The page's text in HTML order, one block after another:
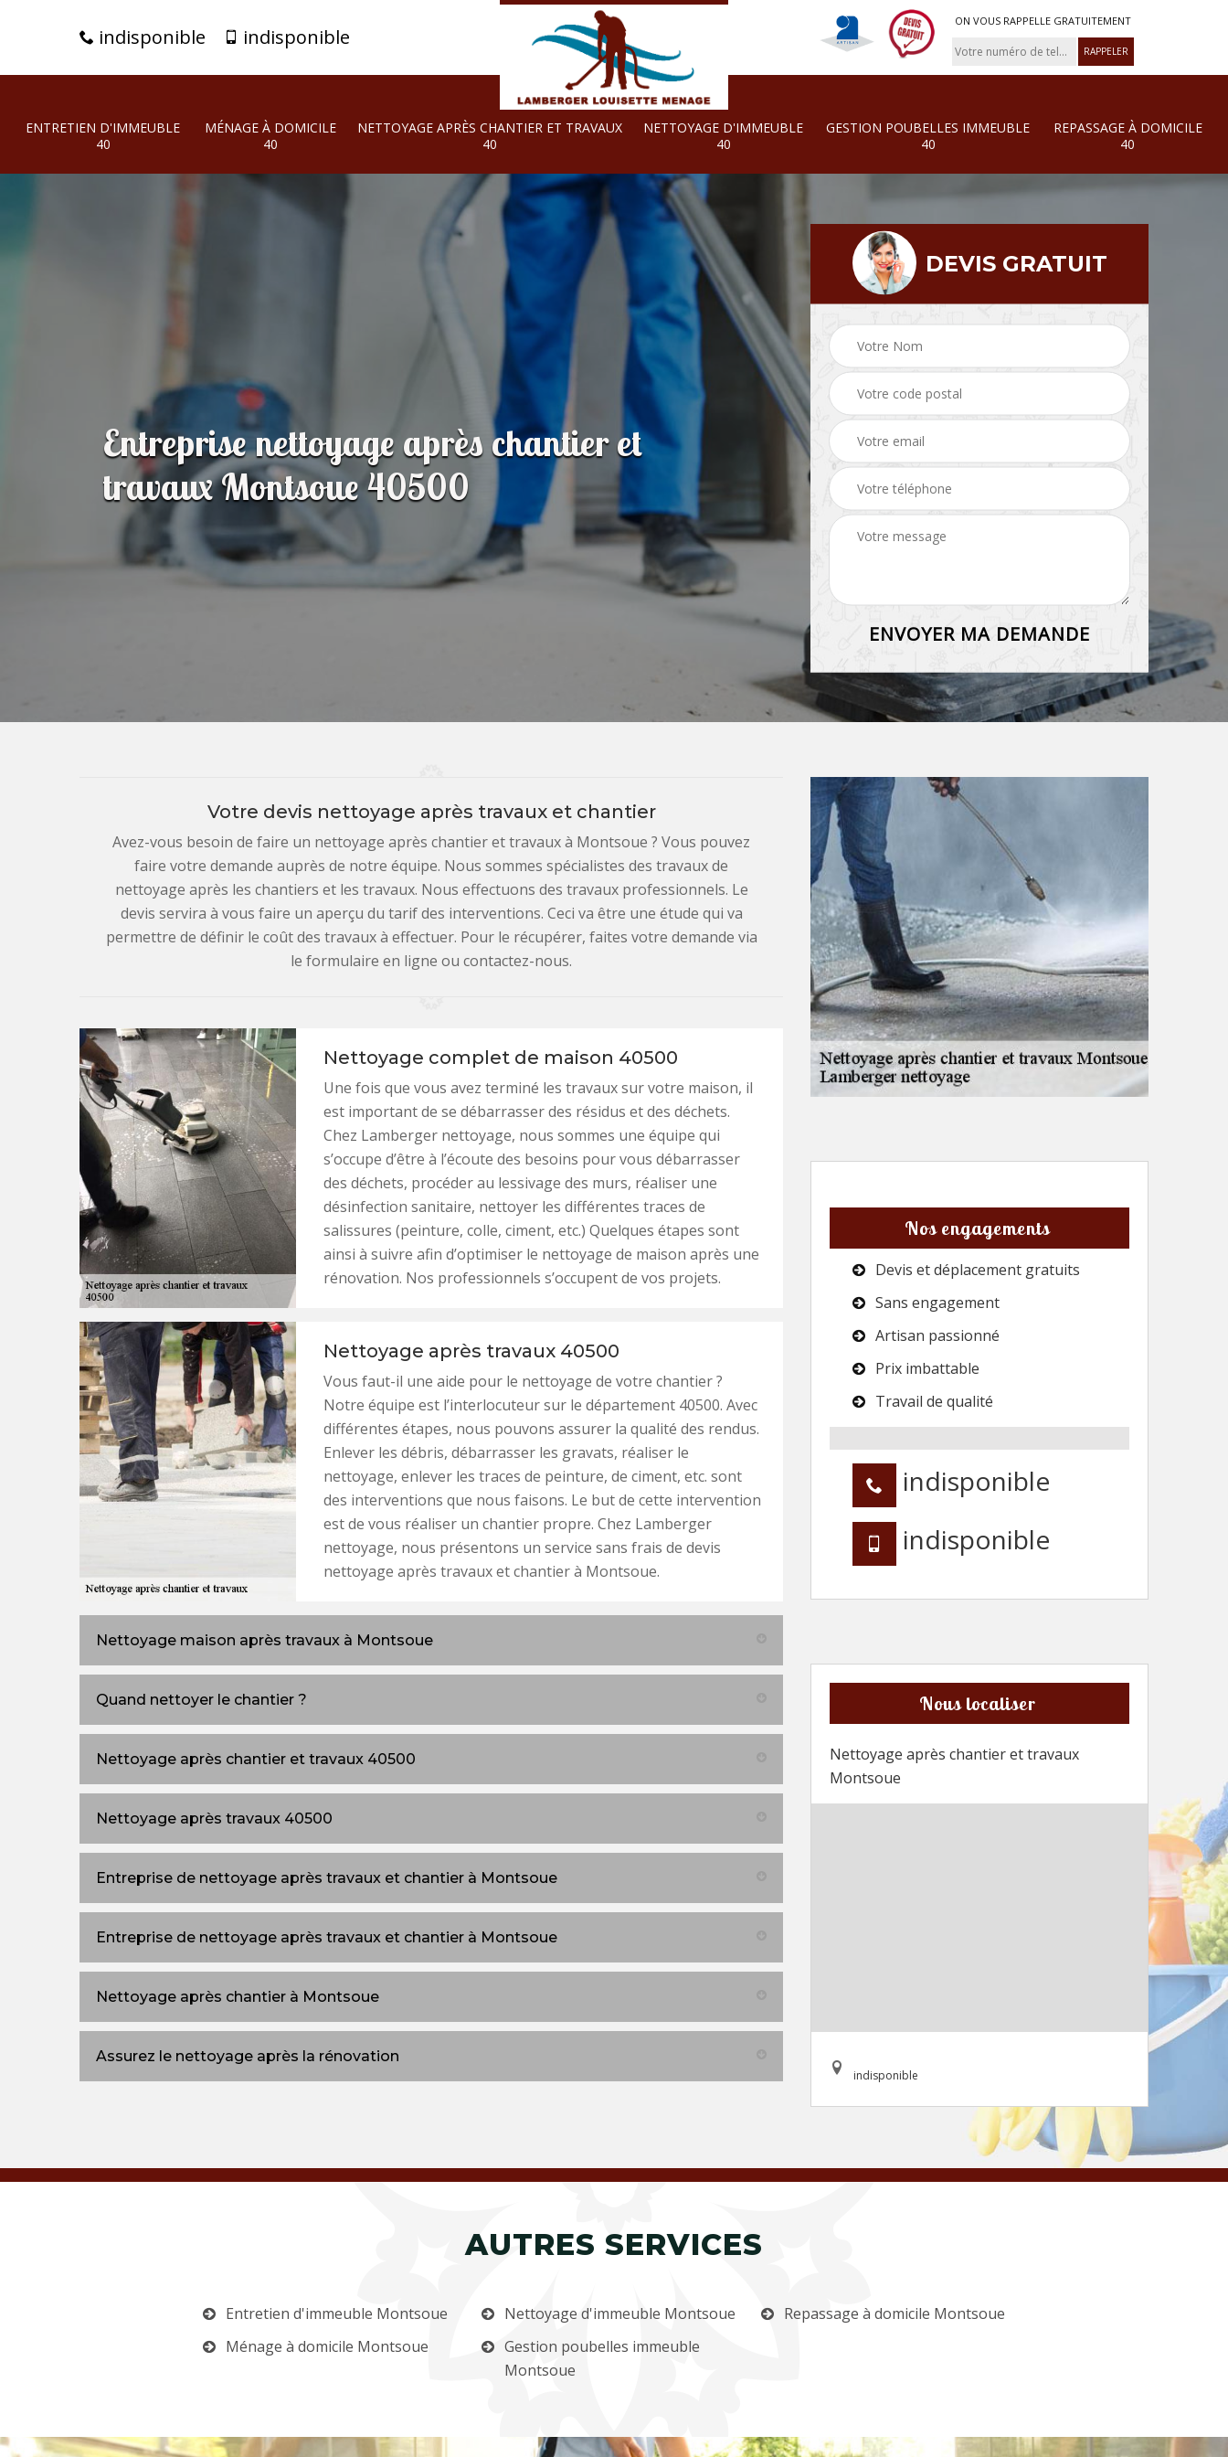
indisponible indisponible
ON VOUS RAPPELLE GRATUITEMENT
ENTRETIEN D'IMMEUBLE
40
MÉNAGE À DOMICILE
40
NETTOYAGE APRÈS CHANTIER ET TRAVAUX
40
NETTOYAGE D'IMMEUBLE
40
GESTION POUBELLES IMMEUBLE
40
REPASSAGE À DOMICILE
40
Entreprise nettoyage après chantier et
travaux Montsoue 40500
DEVIS GRATUIT
Votre devis nettoyage après travaux et chantier
Avez-vous besoin de faire un nettoyage après chantier et travaux à Montsoue ? Vous pouvez
faire votre demande auprès de notre équipe. Nous sommes spécialistes des travaux de
nettoyage après les chantiers et les travaux. Nous effectuons des travaux professionnels. Le
devis servira à vous faire un aperçu du tarif des interventions. Ceci va être une étude qui va
permettre de définir le coût des travaux à effectuer. Pour le récupérer, faites votre demande via
le formulaire en ligne ou contactez-nous.
Nettoyage complet de maison 40500
Une fois que vous avez terminé les travaux sur votre maison, il
est important de se débarrasser des résidus et des déchets.
Chez Lamberger nettoyage, nous sommes une équipe qui
s’occupe d’être à l’écoute des besoins pour vous débarrasser
des déchets, procéder au lessivage des murs, réaliser une
désinfection sanitaire, nettoyer les différentes traces de
salissures (peinture, colle, ciment, etc.) Quelques étapes sont
ainsi à suivre afin d’optimiser le nettoyage de maison après une
rénovation. Nos professionnels s’occupent de vos projets.
Nettoyage après travaux 40500
Vous faut-il une aide pour le nettoyage de votre chantier ?
Notre équipe est l’interlocuteur sur le département 40500. Avec
différentes étapes, nous pouvons assurer la qualité des rendus.
Enlever les débris, débarrasser les gravats, réaliser le
nettoyage, enlever les traces de peinture, de ciment, etc. sont
des interventions que nous faisons. Le but de cette intervention
est de vous réaliser un chantier propre. Chez Lamberger
nettoyage, nous présentons un service sans frais de devis
nettoyage après travaux et chantier à Montsoue.
Nettoyage maison après travaux à Montsoue
Quand nettoyer le chantier ?
Nettoyage après chantier et travaux 40500
Nettoyage après travaux 40500
Entreprise de nettoyage après travaux et chantier à Montsoue
Entreprise de nettoyage après travaux et chantier à Montsoue
Nettoyage après chantier à Montsoue
Assurez le nettoyage après la rénovation
Nos engagements
Devis et déplacement gratuits
Sans engagement
Artisan passionné
Prix imbattable
Travail de qualité
indisponible
indisponible
Nous localiser
Nettoyage après chantier et travaux
Montsoue
indisponible
AUTRES SERVICES
Entretien d'immeuble Montsoue
Ménage à domicile Montsoue
Nettoyage d'immeuble Montsoue
Gestion poubelles immeuble
Montsoue
Repassage à domicile Montsoue